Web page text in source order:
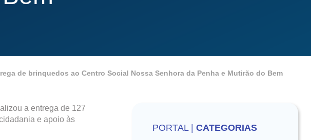
de brinquedos ao Centro Social Nossa Senhora da Penha e Mutirão do Bem
a entrega de 127
e apoio às
PORTAL |CATEGORIAS